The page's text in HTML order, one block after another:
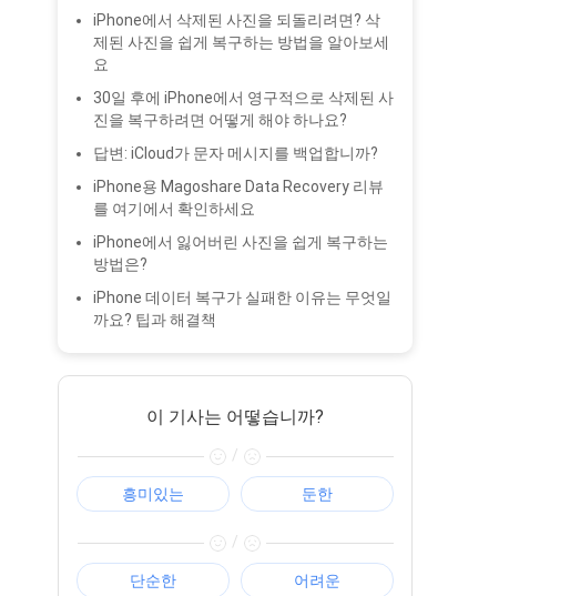
iPhone에서 삭제된 사진을 되돌리려면? 삭
제된 사진을 쉽게 복구하는 방법을 알아보세
요
30일 후에 iPhone에서 영구적으로 삭제된 사
진을 복구하려면 어떻게 해야 하나요?
답변: iCloud가 문자 메시지를 백업합니까?
iPhone용 Magoshare Data Recovery 리뷰
를 여기에서 확인하세요
iPhone에서 잃어버린 사진을 쉽게 복구하는
방법은?
iPhone 데이터 복구가 실패한 이유는 무엇일
까요? 팁과 해결책
이 기사는 어떻습니까?
/
흥미있는 둔한
/
단순한 어려운